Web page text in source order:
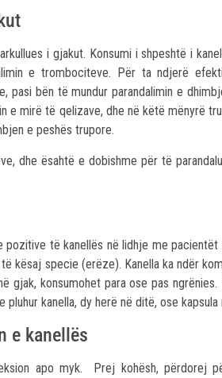
i gjakut. Konsumi i shpeshtë i
e trombociteve. Për ta ndjerë
pasi bën të mundur parandalimin e
e mirë të qelizave, dhe në këtë mënyrë
e peshës trupore.
dhe ësahtë e dobishme për të
të kanellës në lidhje me
kësaj specie (erëze). Kanella ka ndër
gjak, konsumohet para ose pas
kanella, dy herë në ditë, ose kapsula
e kanellës
apo myk. Prej kohësh, përdorej